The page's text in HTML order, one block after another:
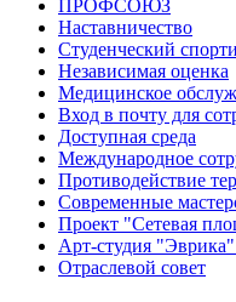
ПРОФСОЮЗ
Наставничество
Студенческий
Независимая оценка
Медицинское
Вход в почту для
Доступная среда
Международное
Противодействие
Современные
Проект "Сетевая
Арт-студия "Эврика"
Отраслевой совет